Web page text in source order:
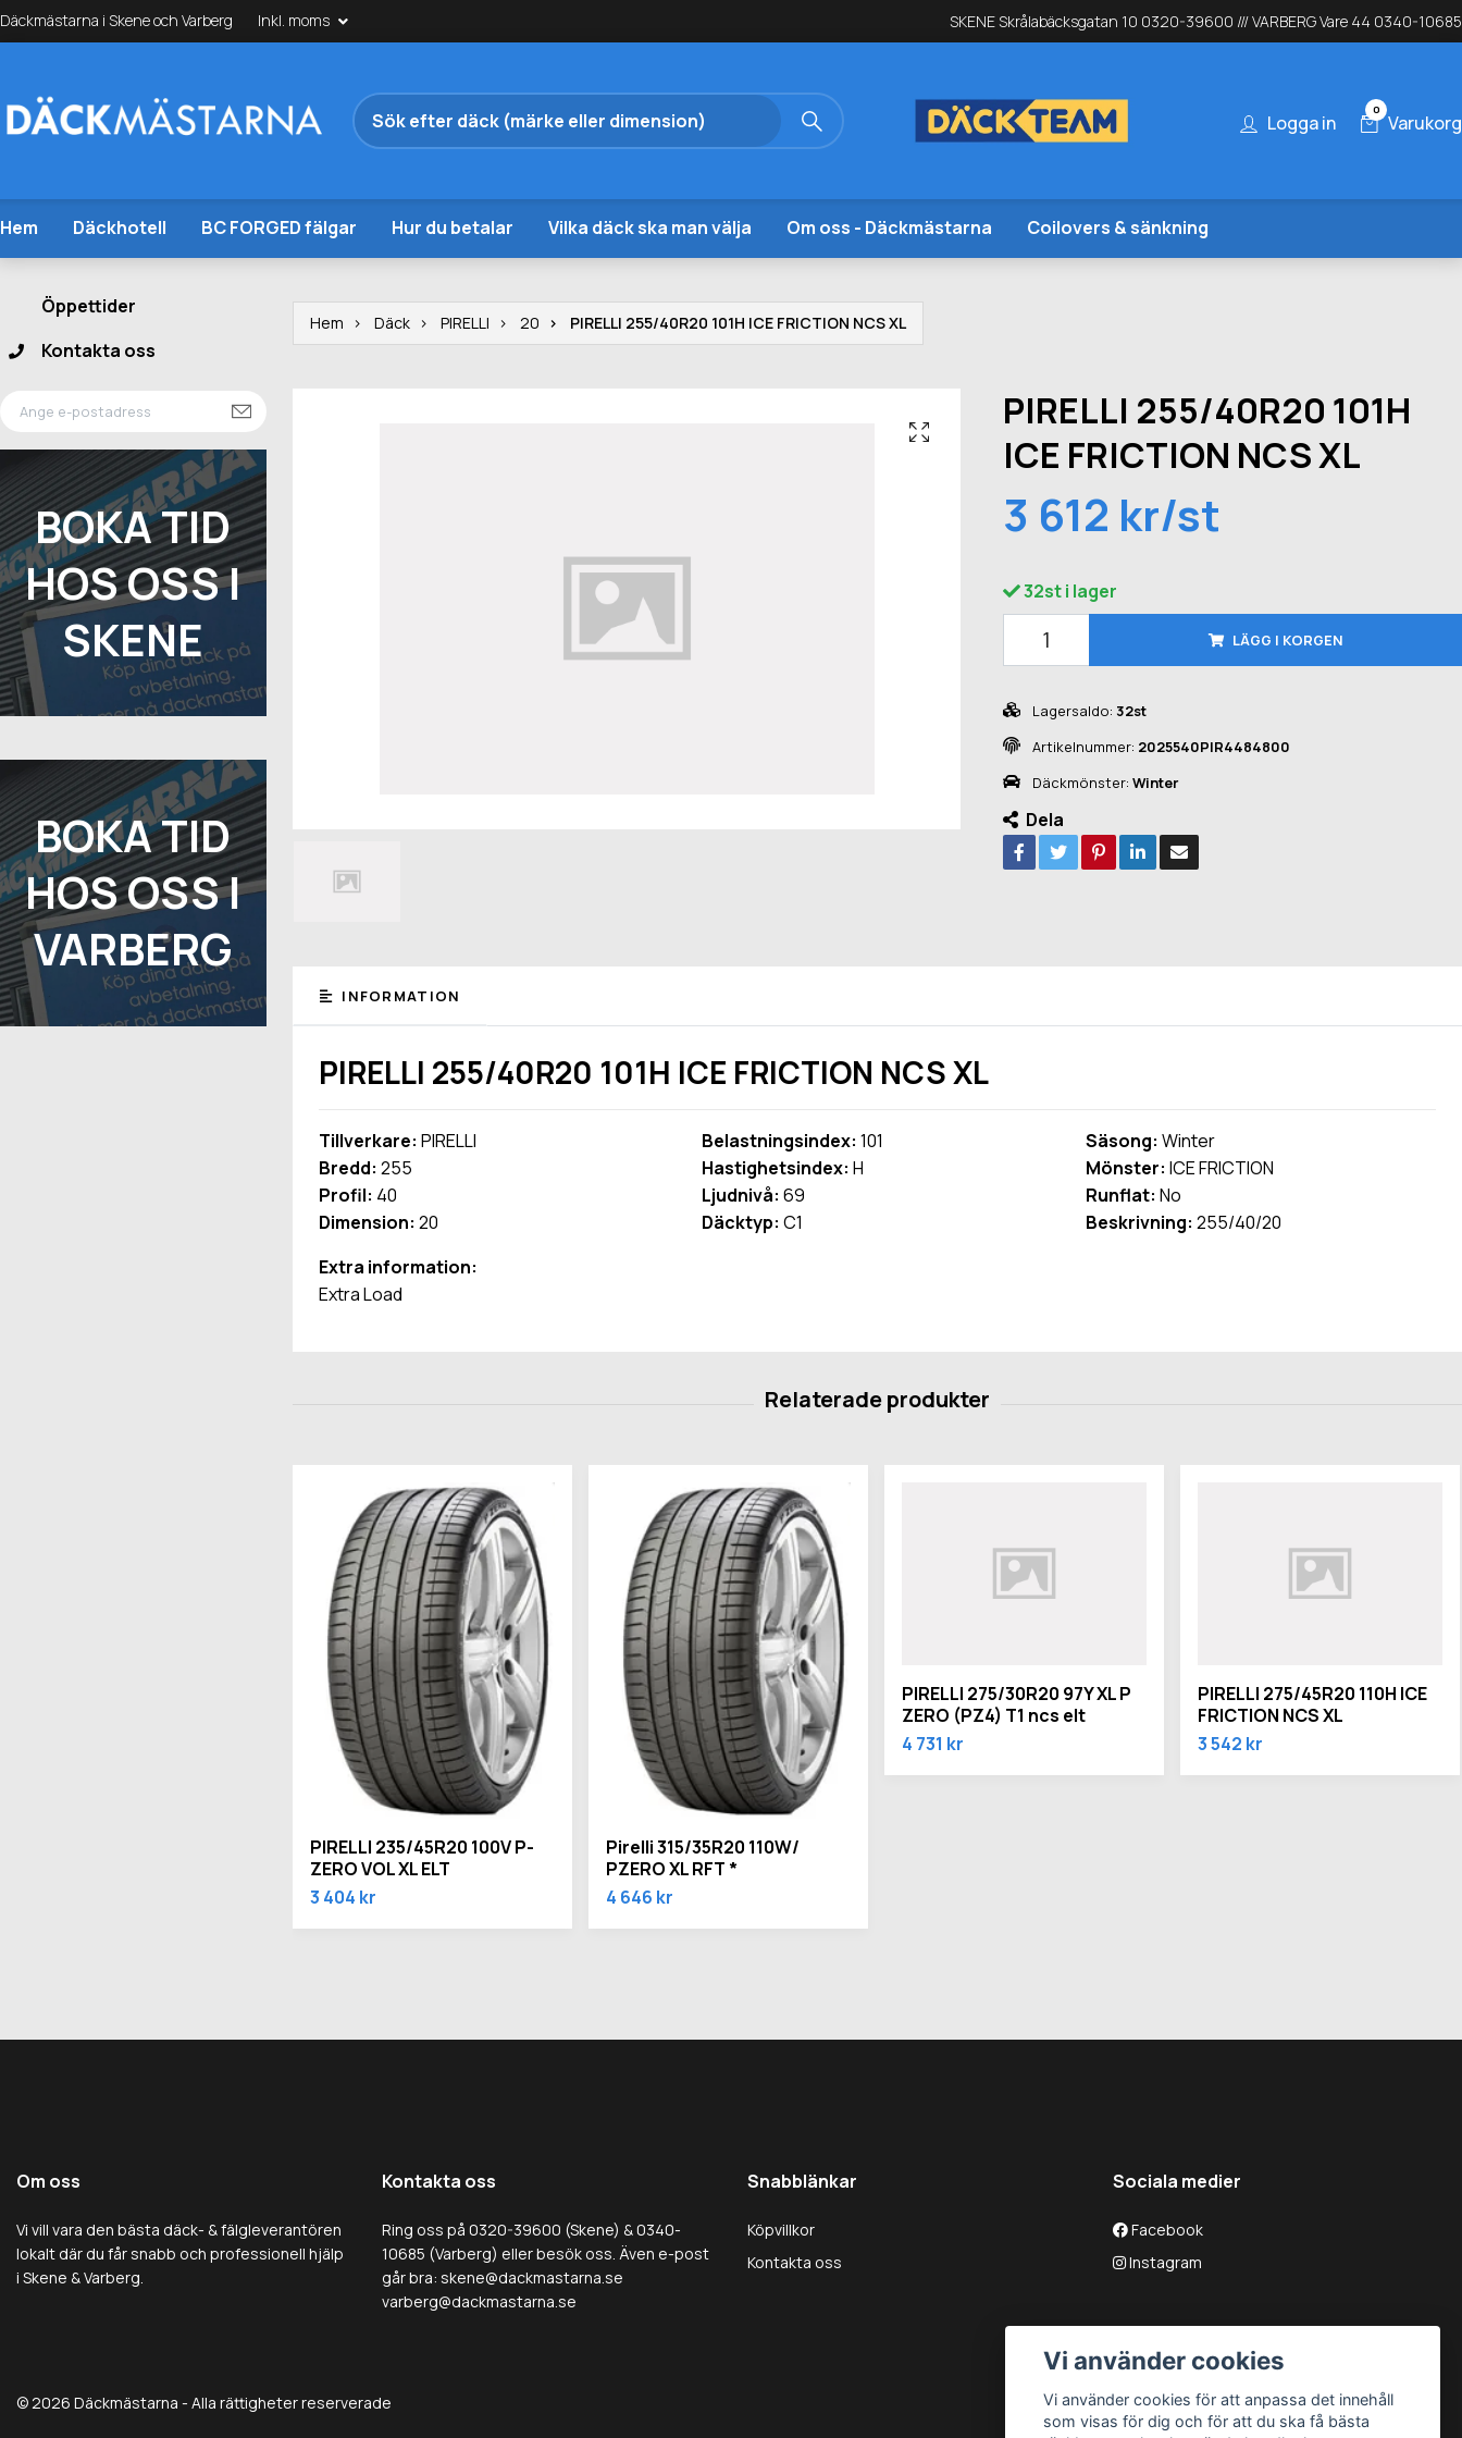
Däckmästarna i Skene och Varberg Inkl. moms SKENE Skrålabäcksgatan 10 0320-39600 /// VARBERG Vare 44 0340-10685
Logga in
0
Varukorg
Hem Däckhotell BC FORGED fälgar Hur du betalar Vilka däck ska man välja Om oss - Däckmästarna Coilovers & sänkning
Öppettider
Kontakta oss
BOKA TID
HOS OSS I
SKENE
BOKA TID
HOS OSS I
VARBERG
Hem Däck PIRELLI 20 PIRELLI 255/40R20 101H ICE FRICTION NCS XL
PIRELLI 255/40R20 101H
ICE FRICTION NCS XL
3 612 kr/st
32st i lager
LÄGG I KORGEN
Lagersaldo: 32st
Artikelnummer: 2025540PIR4484800
Däckmönster: Winter
Dela
INFORMATION
PIRELLI 255/40R20 101H ICE FRICTION NCS XL
Tillverkare: PIRELLI
Bredd: 255
Profil: 40
Dimension: 20
Belastningsindex: 101
Hastighetsindex: H
Ljudnivå: 69
Däcktyp: C1
Säsong: Winter
Mönster: ICE FRICTION
Runflat: No
Beskrivning: 255/40/20
Extra information:
Extra Load
PIRELLI 235/45R20 100V P-
ZERO VOL XL ELT
3 404 kr
Pirelli 315/35R20 110W/
PZERO XL RFT *
4 646 kr
PIRELLI 275/30R20 97Y XL P
ZERO (PZ4) T1 ncs elt
4 731 kr
PIRELLI 275/45R20 110H ICE
FRICTION NCS XL
3 542 kr
Om oss
Vi vill vara den bästa däck- & fälgleverantören
lokalt där du får snabb och professionell hjälp
i Skene & Varberg.
Kontakta oss
Ring oss på 0320-39600 (Skene) & 0340-
10685 (Varberg) eller besök oss. Även e-post
går bra: skene@dackmastarna.se
varberg@dackmastarna.se
Snabblänkar
Köpvillkor
Kontakta oss
Sociala medier
Facebook
Instagram
© 2026 Däckmästarna - Alla rättigheter reserverade
Vi använder cookies
Vi använder cookies för att anpassa det innehåll
som visas för dig och för att du ska få bästa